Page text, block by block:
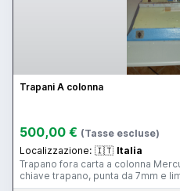
Trapani A colonna
500,00 € (Tasse escluse)
Localizzazione: 🇮🇹 Italia
Trapano fora carta a colonna
chiave trapano, punta da 7mm e